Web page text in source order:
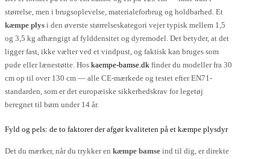
størrelse, men i brugsoplevelse, materialeforbrug og holdbarhed. Et
kæmpe plys i den øverste størrelseskategori vejer typisk mellem 1,5
og 3,5 kg afhængigt af fylddensitet og dyremodel. Det betyder, at det
ligger fast, ikke vælter ved et vindpust, og faktisk kan bruges som
pude eller lænestøtte. Hos kaempe-bamse.dk finder du modeller fra 30
cm op til over 130 cm — alle CE-mærkede og testet efter EN71-
standarden, som er det europæiske sikkerhedskrav for legetøj
beregnet til børn under 14 år.
Fyld og pels: de to faktorer der afgør kvaliteten på et kæmpe plysdyr
Det du mærker, når du trykker en kæmpe bamse ind til dig, er direkte